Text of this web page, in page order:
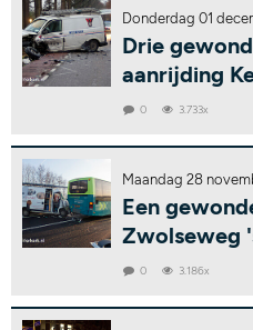
Donderdag 01
Drie
aanrijding
0 3.733x
Maandag 28
Een
Zwolseweg
0 3.186x